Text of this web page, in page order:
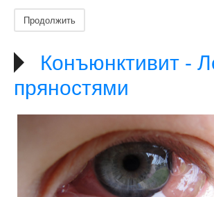
Продолжить
Конъюнктивит -
пряностями